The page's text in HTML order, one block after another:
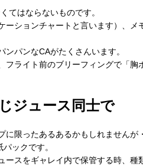
てはならないものです。
ーションチャートと言います）、
パンなCAがたくさんいます。
フライト前のブリーフィングで「胸
ジュース同士で
に限ったあるあるかもしれませんが
ックです。
ースをギャレイ内で保管する時、種